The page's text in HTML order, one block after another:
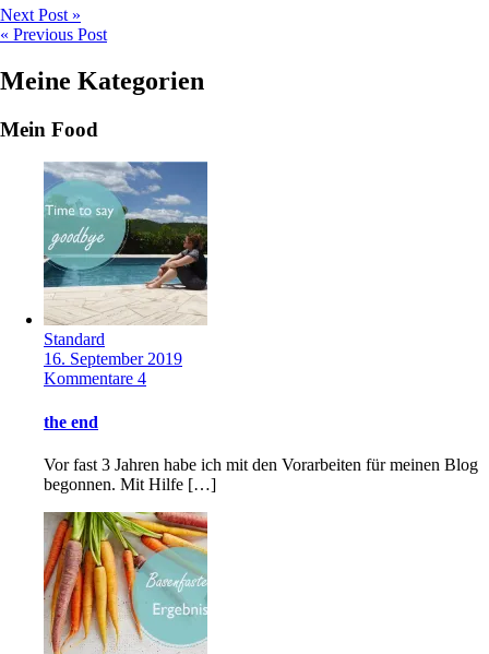
Next Post »
« Previous Post
Meine Kategorien
Mein Food
Standard
16. September 2019
Kommentare 4
the end
Vor fast 3 Jahren habe ich mit den Vorarbeiten für meinen Blog
begonnen. Mit Hilfe […]